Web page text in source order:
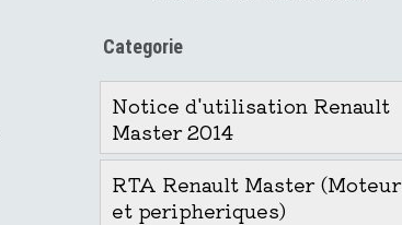
Categorie
Notice d'utilisation Renault
Master 2014
RTA Renault Master (Moteur
et peripheriques)